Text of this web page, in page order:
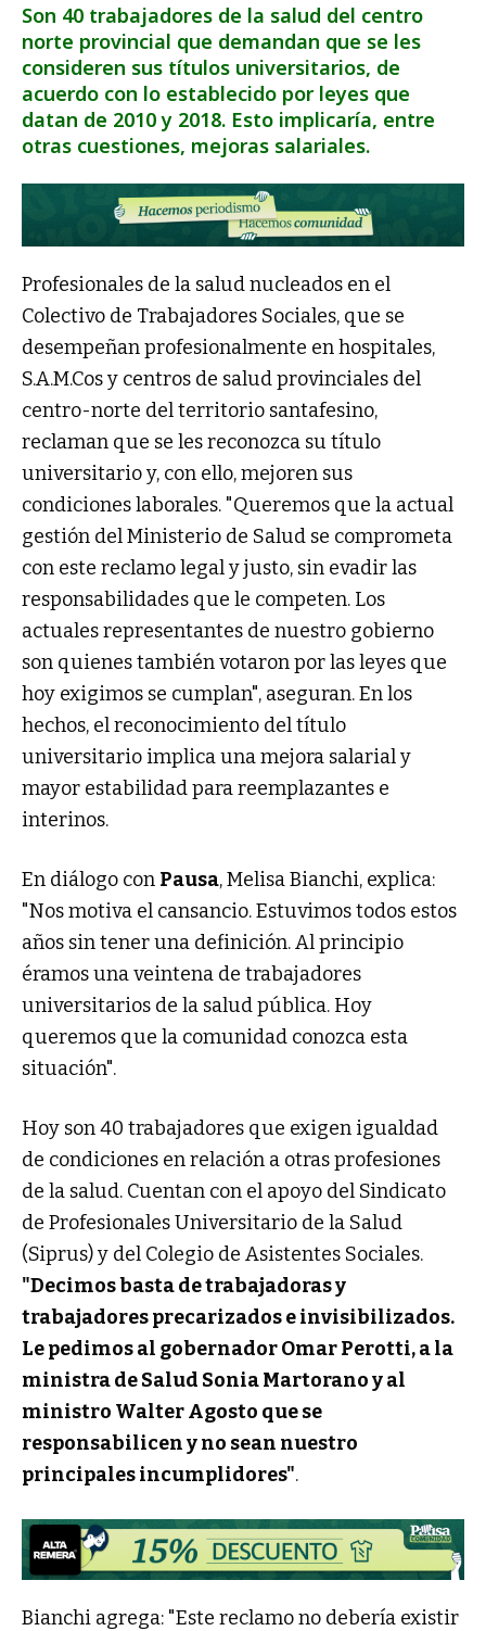
Son 40 trabajadores de la salud del centro
norte provincial que demandan que se les
consideren sus títulos universitarios, de
acuerdo con lo establecido por leyes que
datan de 2010 y 2018. Esto implicaría, entre
otras cuestiones, mejoras salariales.
Profesionales de la salud nucleados en el
Colectivo de Trabajadores Sociales, que se
desempeñan profesionalmente en hospitales,
S.A.M.Cos y centros de salud provinciales del
centro-norte del territorio santafesino,
reclaman que se les reconozca su título
universitario y, con ello, mejoren sus
condiciones laborales. "Queremos que la actual
gestión del Ministerio de Salud se comprometa
con este reclamo legal y justo, sin evadir las
responsabilidades que le competen. Los
actuales representantes de nuestro gobierno
son quienes también votaron por las leyes que
hoy exigimos se cumplan", aseguran. En los
hechos, el reconocimiento del título
universitario implica una mejora salarial y
mayor estabilidad para reemplazantes e
interinos.
En diálogo con Pausa, Melisa Bianchi, explica:
"Nos motiva el cansancio. Estuvimos todos estos
años sin tener una definición. Al principio
éramos una veintena de trabajadores
universitarios de la salud pública. Hoy
queremos que la comunidad conozca esta
situación".
Hoy son 40 trabajadores que exigen igualdad
de condiciones en relación a otras profesiones
de la salud. Cuentan con el apoyo del Sindicato
de Profesionales Universitario de la Salud
(Siprus) y del Colegio de Asistentes Sociales.
"Decimos basta de trabajadoras y
trabajadores precarizados e invisibilizados.
Le pedimos al gobernador Omar Perotti, a la
ministra de Salud Sonia Martorano y al
ministro Walter Agosto que se
responsabilicen y no sean nuestro
principales incumplidores".
Bianchi agrega: "Este reclamo no debería existir